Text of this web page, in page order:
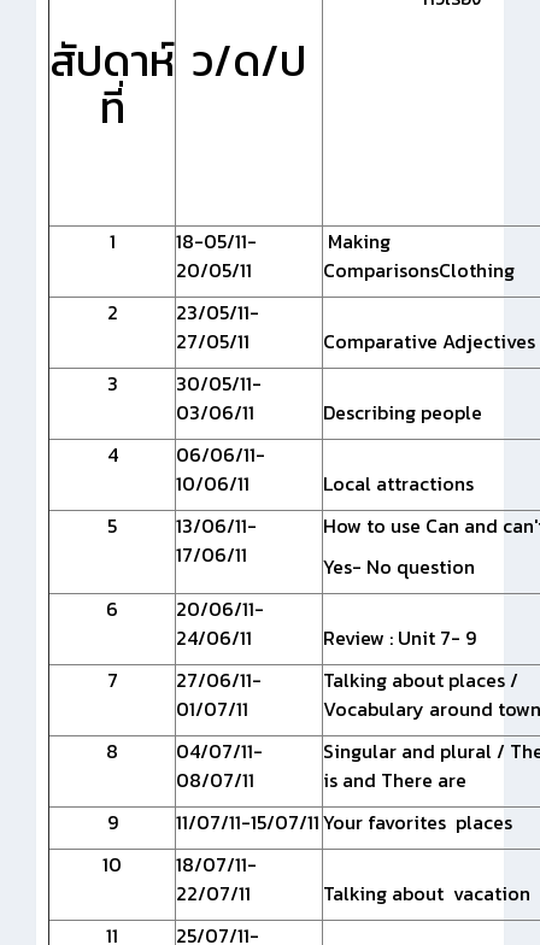
สัปดาห์
ที่
ว/ด/ป
1
18-05/11-
20/05/11
Making
ComparisonsClothing
2
23/05/11-
27/05/11
Comparative Adjectives
3
30/05/11-
03/06/11
Describing people
4
06/06/11-
10/06/11
Local attractions
5
13/06/11-
17/06/11
How to use Can and
Yes- No question
6
20/06/11-
24/06/11
Review : Unit 7- 9
7
27/06/11-
01/07/11
Talking about places /
Vocabulary around town
8
04/07/11-
08/07/11
Singular and plural /
is and There are
9
11/07/11-15/07/11Your favorites places
10
18/07/11-
22/07/11
Talking about vacation
11
25/07/11-